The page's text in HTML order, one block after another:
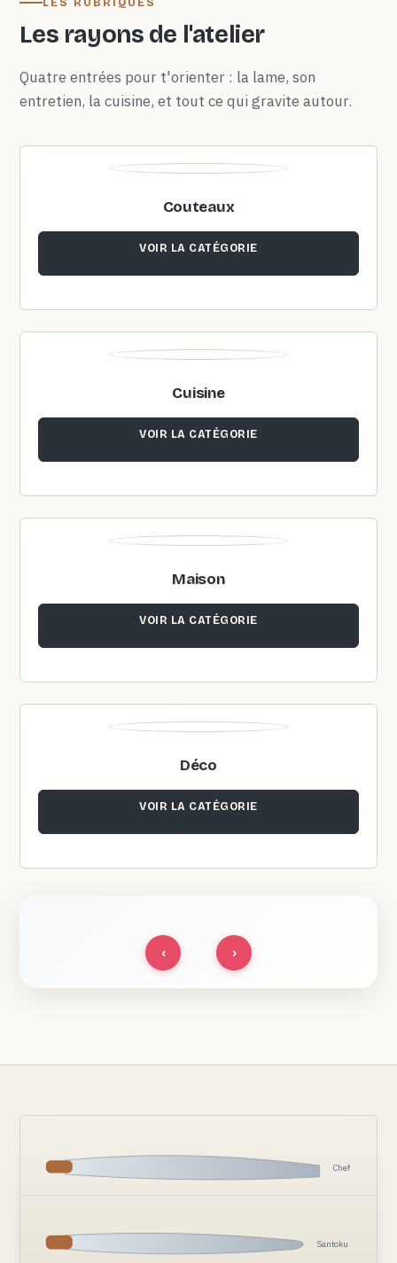
Les rayons de l'atelier
Quatre entrées pour t'orienter : la lame, son
entretien, la cuisine, et tout ce qui gravite autour.
Couteaux
VOIR LA CATÉGORIE
Cuisine
VOIR LA CATÉGORIE
Maison
VOIR LA CATÉGORIE
Déco
VOIR LA CATÉGORIE
‹ ›
Chef
Santoku